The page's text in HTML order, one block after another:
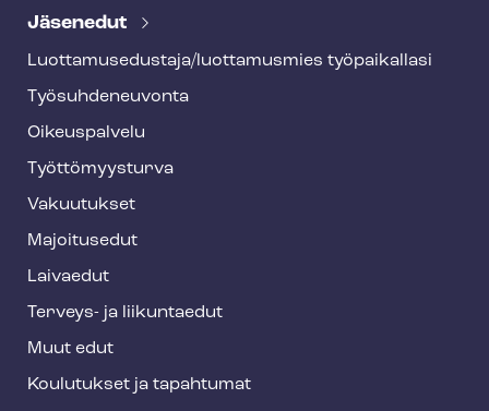
e
f
o
o
t
e
Jäsenedut
Luot­ta­muse­dus­ta­ja/luottamusmies työpaikallasi
Työ­suh­de­neu­von­ta
Oikeuspalvelu
Työt­tö­myys­tur­va
Vakuutukset
Majoitusedut
Laivaedut
Terveys- ja liikuntaedut
Muut edut
Koulutukset ja tapahtumat